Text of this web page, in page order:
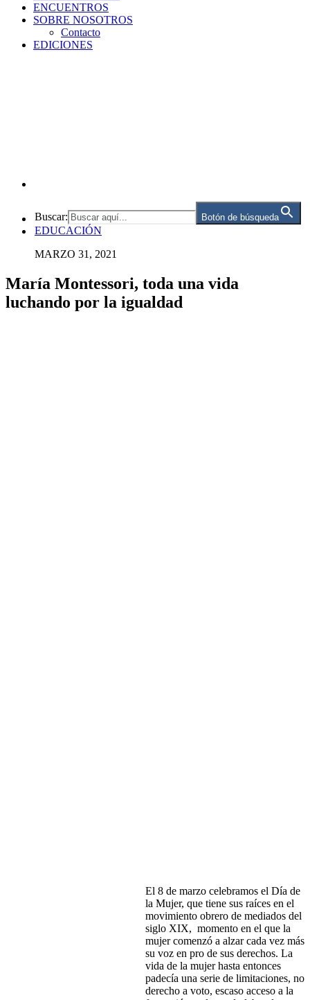
ENCUENTROS
SOBRE NOSOTROS
Contacto
EDICIONES
Buscar: Botón de búsqueda
EDUCACIÓN
MARZO 31, 2021
María Montessori, toda una vida
luchando por la igualdad
El 8 de marzo celebramos el Día de
la Mujer, que tiene sus raíces en el
movimiento obrero de mediados del
siglo XIX, momento en el que la
mujer comenzó a alzar cada vez más
su voz en pro de sus derechos. La
vida de la mujer hasta entonces
padecía una serie de limitaciones, no
derecho a voto, escaso acceso a la